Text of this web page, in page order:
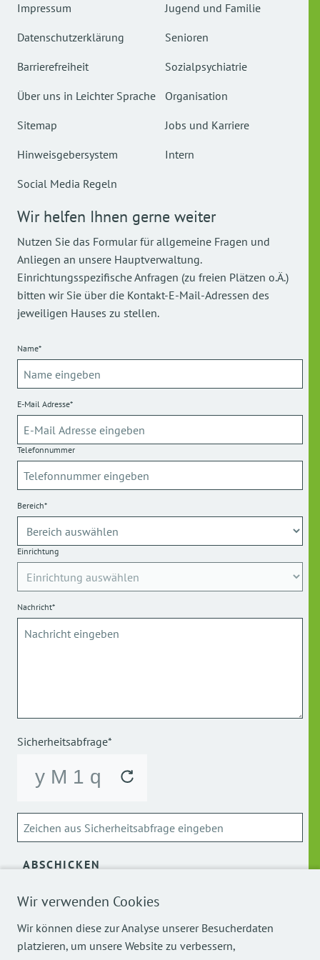
Wir verwenden Cookies
Wir können diese zur Analyse unserer Besucherdaten
platzieren, um unsere Website zu verbessern,
Impressum
Datenschutzerklärung
Barrierefreiheit
Über uns in Leichter Sprache
Sitemap
Hinweisgebersystem
Social Media Regeln
Jugend und Familie
Senioren
Sozialpsychiatrie
Organisation
Jobs und Karriere
Intern
Wir helfen Ihnen gerne weiter
Nutzen Sie das Formular für allgemeine Fragen und
Anliegen an unsere Hauptverwaltung.
Einrichtungsspezifische Anfragen (zu freien Plätzen o.Ä.)
bitten wir Sie über die Kontakt-E-Mail-Adressen des
jeweiligen Hauses zu stellen.
Name*
E-Mail Adresse*
Telefonnummer
Bereich*
Einrichtung
Nachricht*
Sicherheitsabfrage*
ABSCHICKEN
Über die Verarbeitung meiner personenbezogenen Daten